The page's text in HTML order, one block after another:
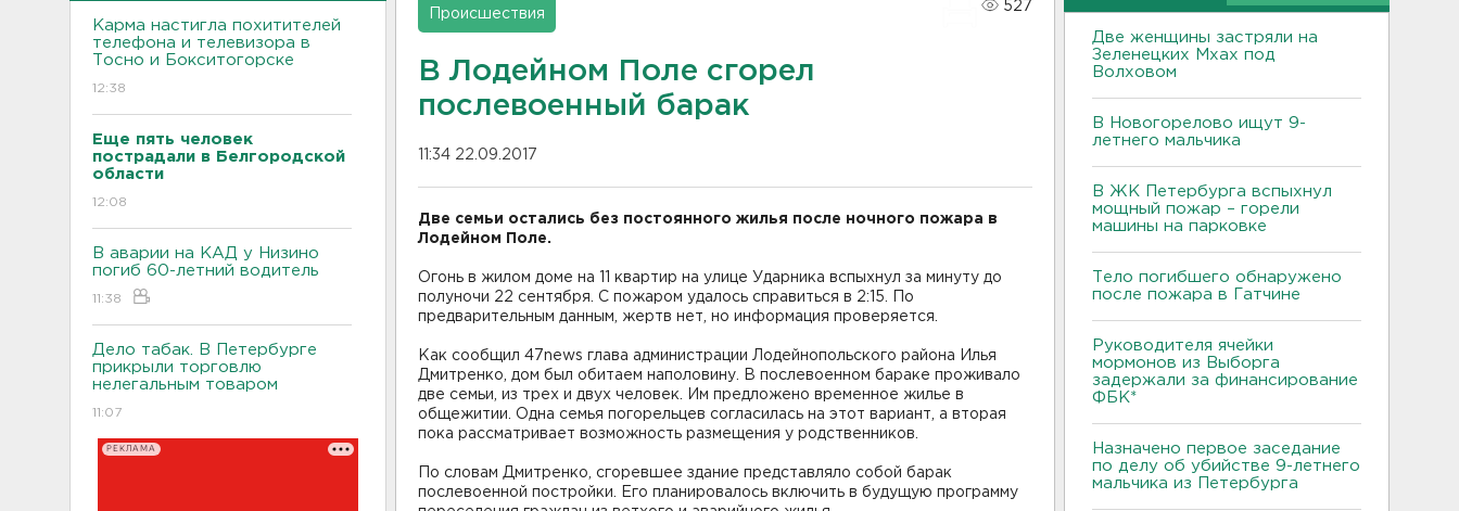
Карма настигла похитителей
телефона и телевизора в
Тосно и Бокситогорске
12:38
Еще пять человек
пострадали в Белгородской
области
12:08
В аварии на КАД у Низино
погиб 60-летний водитель
11:38
Дело табак. В Петербурге
прикрыли торговлю
нелегальным товаром
11:07
РЕКЛАМА
Происшествия
527
В Лодейном Поле сгорел
послевоенный барак
11:34 22.09.2017
Две семьи остались без постоянного жилья после ночного пожара в
Лодейном Поле.
Огонь в жилом доме на 11 квартир на улице Ударника вспыхнул за минуту до
полуночи 22 сентября. С пожаром удалось справиться в 2:15. По
предварительным данным, жертв нет, но информация проверяется.
Как сообщил 47news глава администрации Лодейнопольского района Илья
Дмитренко, дом был обитаем наполовину. В послевоенном бараке проживало
две семьи, из трех и двух человек. Им предложено временное жилье в
общежитии. Одна семья погорельцев согласилась на этот вариант, а вторая
пока рассматривает возможность размещения у родственников.
По словам Дмитренко, сгоревшее здание представляло собой барак
послевоенной постройки. Его планировалось включить в будущую программу
Две женщины застряли на
Зеленецких Мхах под
Волховом
В Новогорелово ищут 9-
летнего мальчика
В ЖК Петербурга вспыхнул
мощный пожар – горели
машины на парковке
Тело погибшего обнаружено
после пожара в Гатчине
Руководителя ячейки
мормонов из Выборга
задержали за финансирование
ФБК*
Назначено первое заседание
по делу об убийстве 9-летнего
мальчика из Петербурга